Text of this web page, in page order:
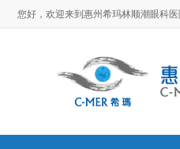
您好，欢迎来到惠州希玛林顺潮眼科医